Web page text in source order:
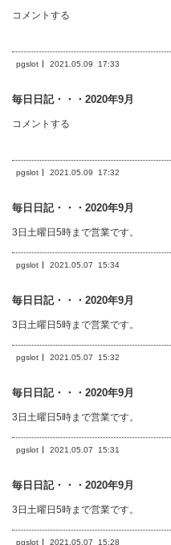
コメントする
pgslot 2021.05.09 17:33
毎日日記・・・2020年9月
コメントする
pgslot 2021.05.09 17:32
毎日日記・・・2020年9月
3日土曜日5時まで営業です。
pgslot 2021.05.07 15:34
毎日日記・・・2020年9月
3日土曜日5時まで営業です。
pgslot 2021.05.07 15:32
毎日日記・・・2020年9月
3日土曜日5時まで営業です。
pgslot 2021.05.07 15:31
毎日日記・・・2020年9月
3日土曜日5時まで営業です。
pgslot 2021.05.07 15:28